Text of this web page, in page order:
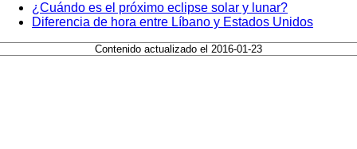
¿Cuándo es el próximo eclipse solar y lunar?
Diferencia de hora entre Líbano y Estados Unidos
Contenido actualizado el 2016-01-23